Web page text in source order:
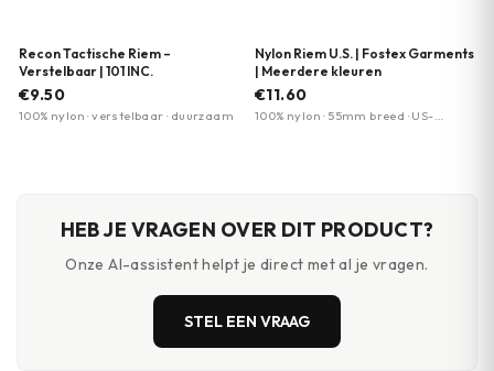
Recon Tactische Riem –
Verstelbaar | 101 INC.
€9.50
100% nylon · verstelbaar · duurzaam
Nylon Riem U.S. | Fostex Garments
| Meerdere kleuren
€11.60
100% nylon · 55mm breed · US-
HEB JE VRAGEN OVER DIT PRODUCT?
Onze AI-assistent helpt je direct met al je vragen.
STEL EEN VRAAG